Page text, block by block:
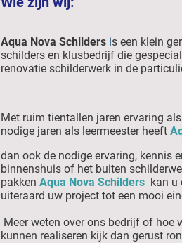
Aqua Nova Schilders is een klein
schilders en klusbedrijf die
renovatie schilderwerk in de
Met ruim tientallen jaren ervaring
nodige jaren als leermeester heeft
dan ook de nodige ervaring, kennis
binnenshuis of het buiten
pakken Aqua Nova Schilders kan u
uiteraard uw project tot een mooi
Meer weten over ons bedrijf of hoe
kunnen realiseren kijk dan gerust